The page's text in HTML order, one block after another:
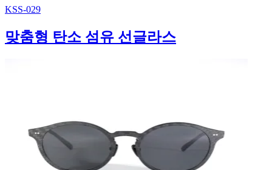
KSS-029
맞춤형 탄소 섬유 선글라스